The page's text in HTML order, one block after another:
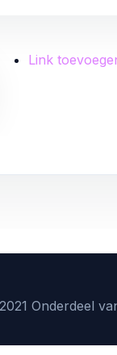
Link
Onderdeel